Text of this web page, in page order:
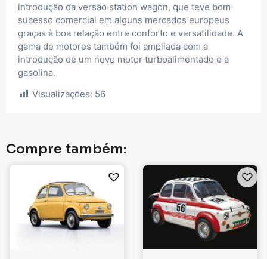
introdução da versão station wagon, que teve bom
sucesso comercial em alguns mercados europeus
graças à boa relação entre conforto e versatilidade. A
gama de motores também foi ampliada com a
introdução de um novo motor turboalimentado e a
gasolina.
Visualizações: 56
Compre também: